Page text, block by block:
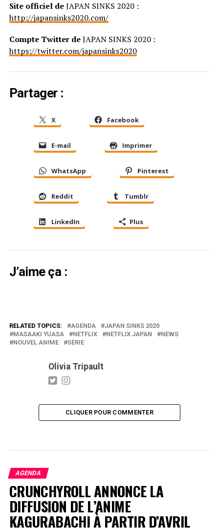
Site officiel deJAPAN SINKS 2020 :
http://japansinks2020.com/
Compte Twitter deJAPAN SINKS 2020 :
https://twitter.com/japansinks2020
Partager :
X Facebook
E-mail Imprimer
WhatsApp Pinterest
Reddit Tumblr
LinkedIn Plus
J’aime ça :
RELATED TOPICS: AGENDA
JAPAN SINKS 2020
MASAAKI YUASA
NETFLIX NETFLIX JAPAN
NEWS
NOUVEL ANIME
SÉRIE
Olivia Tripault
CLIQUER POUR COMMENTER
AGENDA
CRUNCHYROLL ANNONCE LA
DIFFUSION DE L’ANIME
KAGURABACHI À PARTIR D’AVRIL